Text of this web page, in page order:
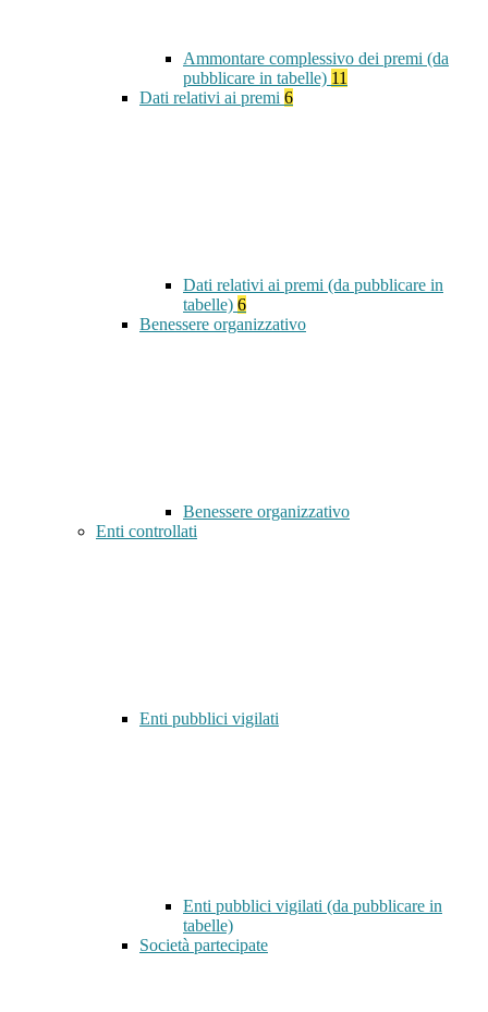
Ammontare complessivo dei premi (da
pubblicare in tabelle) 11
Dati relativi ai premi 6
Dati relativi ai premi (da pubblicare in
tabelle) 6
Benessere organizzativo
Benessere organizzativo
Enti controllati
Enti pubblici vigilati
Enti pubblici vigilati (da pubblicare in
tabelle)
Società partecipate